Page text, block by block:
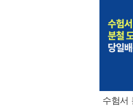
수험서